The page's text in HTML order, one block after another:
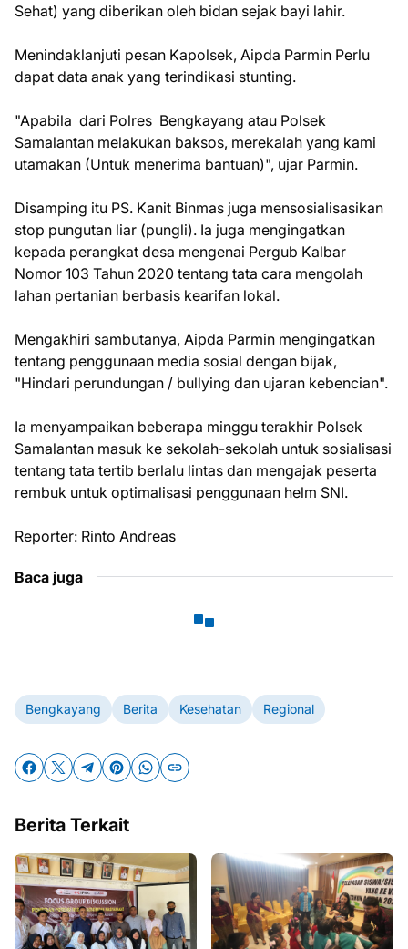
Sehat) yang diberikan oleh bidan sejak bayi lahir.
Menindaklanjuti pesan Kapolsek, Aipda Parmin Perlu
dapat data anak yang terindikasi stunting.
"Apabila dari Polres Bengkayang atau Polsek
Samalantan melakukan baksos, merekalah yang kami
utamakan (Untuk menerima bantuan)", ujar Parmin.
Disamping itu PS. Kanit Binmas juga mensosialisasikan
stop pungutan liar (pungli). Ia juga mengingatkan
kepada perangkat desa mengenai Pergub Kalbar
Nomor 103 Tahun 2020 tentang tata cara mengolah
lahan pertanian berbasis kearifan lokal.
Mengakhiri sambutanya, Aipda Parmin mengingatkan
tentang penggunaan media sosial dengan bijak,
"Hindari perundungan / bullying dan ujaran kebencian".
Ia menyampaikan beberapa minggu terakhir Polsek
Samalantan masuk ke sekolah-sekolah untuk sosialisasi
tentang tata tertib berlalu lintas dan mengajak peserta
rembuk untuk optimalisasi penggunaan helm SNI.
Reporter: Rinto Andreas
Baca juga
Bengkayang Berita Kesehatan Regional
Berita Terkait